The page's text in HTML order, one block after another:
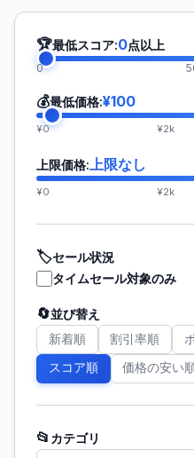
🏆最低スコア:0点以上
0
💰最低価格:¥100
¥0 ¥2k
上限価格:上限なし
¥0 ¥2k
🏷️セール状況
タイムセール対象のみ
🔄並び替え
新着順 割引率順
スコア順 価格の安い
📂 カテゴリ